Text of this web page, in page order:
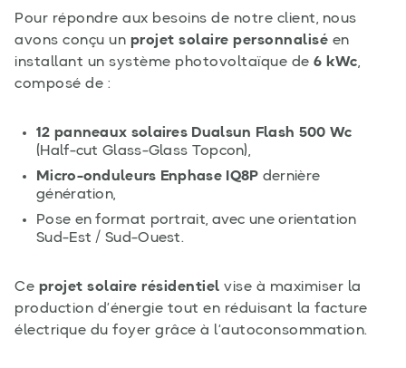
Pour répondre aux besoins de notre client, nous
avons conçu un projet solaire personnalisé en
installant un système photovoltaïque de 6 kWc,
composé de :
12 panneaux solaires Dualsun Flash 500 Wc
(Half-cut Glass-Glass Topcon),
Micro-onduleurs Enphase IQ8P dernière
génération,
Pose en format portrait, avec une orientation
Sud-Est / Sud-Ouest.
Ce projet solaire résidentiel vise à maximiser la
production d’énergie tout en réduisant la facture
électrique du foyer grâce à l’autoconsommation.